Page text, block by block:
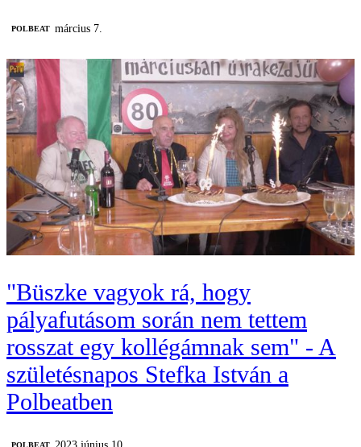
‎POLBEAT március 7.
"Büszke vagyok rá, hogy
pályafutásom során nem tettem
rosszat egy kollégámnak sem" - A
születésnapos Stefka István a
Polbeatben
‎POLBEAT